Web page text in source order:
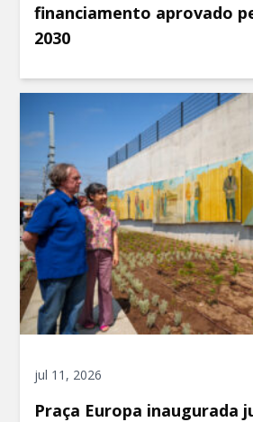
financiamento aprovado
2030
jul 11, 2026
Praça Europa inaugurada